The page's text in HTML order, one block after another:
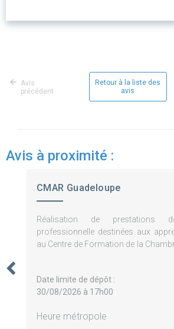
Avis
précédent
Retour à la liste des
avis
Avis à proximité :
CMAR Guadeloupe
Réalisation de prestations
professionnelle destinées aux
au Centre de Formation de la
Date limite de dépôt :
30/08/2026 à 17h00
Heure métropole